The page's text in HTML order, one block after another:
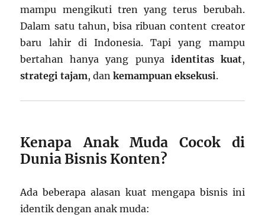
mampu mengikuti tren yang terus berubah.
Dalam satu tahun, bisa ribuan content creator
baru lahir di Indonesia. Tapi yang mampu
bertahan hanya yang punya identitas kuat,
strategi tajam, dankemampuan eksekusi.
Kenapa Anak Muda Cocok di
Dunia Bisnis Konten?
Ada beberapa alasan kuat mengapa bisnis ini
identik dengan anak muda: